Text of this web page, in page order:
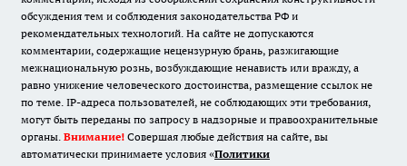
обсуждения тем и соблюдения законодательства РФ и
рекомендательных технологий. На сайте не допускаются
комментарии, содержащие нецензурную брань, разжигающие
межнациональную рознь, возбуждающие ненависть или вражду, а
равно унижение человеческого достоинства, размещение ссылок не
по теме. IP-адреса пользователей, не соблюдающих эти требования,
могут быть переданы по запросу в надзорные и правоохранительные
органы. Внимание! Совершая любые действия на сайте, вы
автоматически принимаете условия «Политики